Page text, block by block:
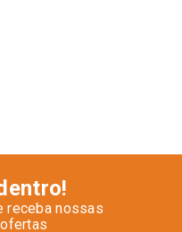
receba nossas